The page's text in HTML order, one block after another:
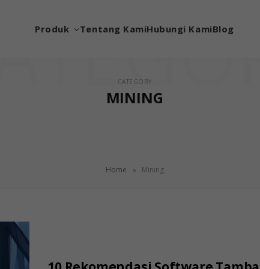
Produk Tentang KamiHubungi KamiBlog
CATEGORY
MINING
Home » Mining